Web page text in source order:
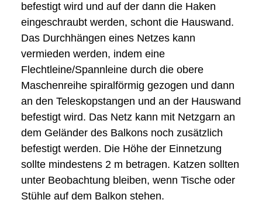
befestigt wird und auf der dann die Haken
eingeschraubt werden, schont die Hauswand.
Das Durchhängen eines Netzes kann
vermieden werden, indem eine
Flechtleine/Spannleine durch die obere
Maschenreihe spiralförmig gezogen und dann
an den Teleskopstangen und an der Hauswand
befestigt wird. Das Netz kann mit Netzgarn an
dem Geländer des Balkons noch zusätzlich
befestigt werden. Die Höhe der Einnetzung
sollte mindestens 2 m betragen. Katzen sollten
unter Beobachtung bleiben, wenn Tische oder
Stühle auf dem Balkon stehen.